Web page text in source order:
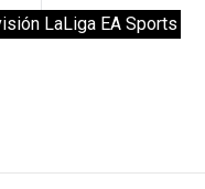
LaLiga EA Sports